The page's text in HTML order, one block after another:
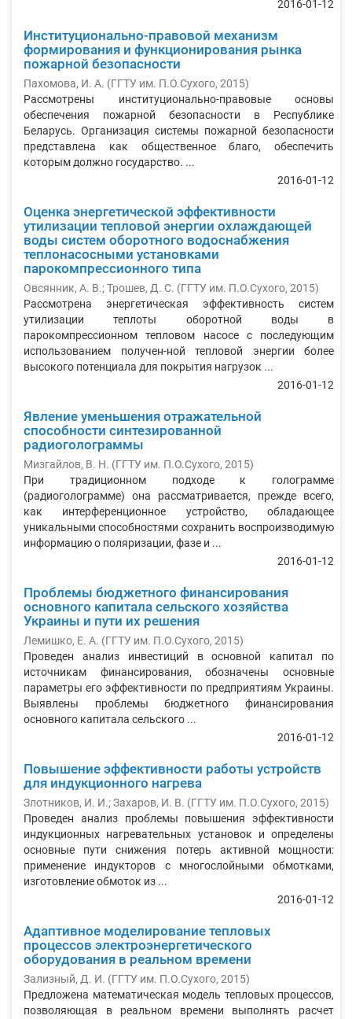
2016-01-12
Институционально-правовой механизм
формирования и функционирования рынка
пожарной безопасности
Пахомова, И. А. (ГГТУ им. П.О.Сухого, 2015)
Рассмотрены институционально-правовые основы
обеспечения пожарной безопасности в Республике
Беларусь. Организация системы пожарной безопасности
представлена как общественное благо, обеспечить
которым должно государство. ...
2016-01-12
Оценка энергетической эффективности
утилизации тепловой энергии охлаждающей
воды систем оборотного водоснабжения
теплонасосными установками
парокомпрессионного типа
Овсянник, А. В.;Трошев, Д. С. (ГГТУ им. П.О.Сухого, 2015)
Рассмотрена энергетическая эффективность систем
утилизации теплоты оборотной воды в
парокомпрессионном тепловом насосе с последующим
использованием получен-ной тепловой энергии более
высокого потенциала для покрытия нагрузок ...
2016-01-12
Явление уменьшения отражательной
способности синтезированной
радиоголограммы
Мизгайлов, В. Н. (ГГТУ им. П.О.Сухого, 2015)
При традиционном подходе к голограмме
(радиоголограмме) она рассматривается, прежде всего,
как интерференционное устройство, обладающее
уникальными способностями сохранить воспроизводимую
информацию о поляризации, фазе и ...
2016-01-12
Проблемы бюджетного финансирования
основного капитала сельского хозяйства
Украины и пути их решения
Лемишко, Е. А. (ГГТУ им. П.О.Сухого, 2015)
Проведен анализ инвестиций в основной капитал по
источникам финансирования, обозначены основные
параметры его эффективности по предприятиям Украины.
Выявлены проблемы бюджетного финансирования
основного капитала сельского ...
2016-01-12
Повышение эффективности работы устройств
для индукционного нагрева
Злотников, И. И.;Захаров, И. В. (ГГТУ им. П.О.Сухого, 2015)
Проведен анализ проблемы повышения эффективности
индукционных нагревательных установок и определены
основные пути снижения потерь активной мощности:
применение индукторов с многослойными обмотками,
изготовление обмоток из ...
2016-01-12
Адаптивное моделирование тепловых
процессов электроэнергетического
оборудования в реальном времени
Зализный, Д. И. (ГГТУ им. П.О.Сухого, 2015)
Предложена математическая модель тепловых процессов,
позволяющая в реальном времени выполнять расчет